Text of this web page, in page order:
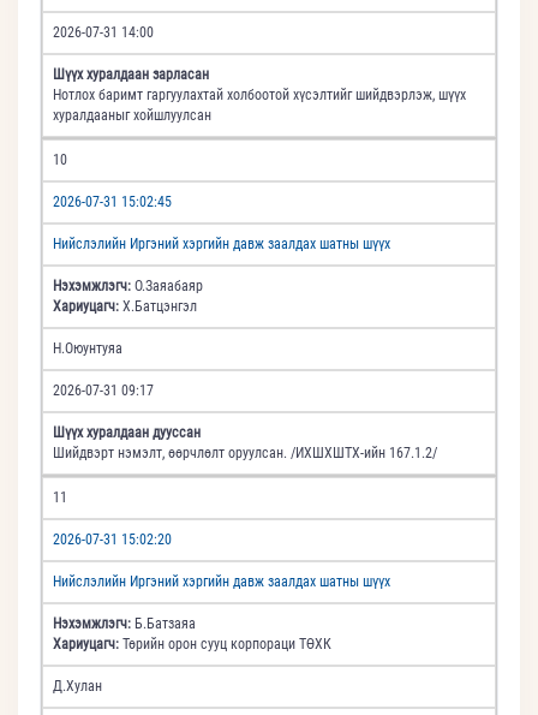
2026-07-31 14:00
Шүүх хуралдаан зарласан
Нотлох баримт гаргуулахтай холбоотой хүсэлтийг шийдвэрлэж, шүүх
хуралдааныг хойшлуулсан
10
2026-07-31 15:02:45
Нийслэлийн Иргэний хэргийн давж заалдах шатны шүүх
Нэхэмжлэгч: О.Заяабаяр
Хариуцагч: Х.Батцэнгэл
Н.Оюунтуяа
2026-07-31 09:17
Шүүх хуралдаан дууссан
Шийдвэрт нэмэлт, өөрчлөлт оруулсан. /ИХШХШТХ-ийн 167.1.2/
11
2026-07-31 15:02:20
Нийслэлийн Иргэний хэргийн давж заалдах шатны шүүх
Нэхэмжлэгч: Б.Батзаяа
Хариуцагч: Төрийн орон сууц корпораци ТӨХК
Д.Хулан